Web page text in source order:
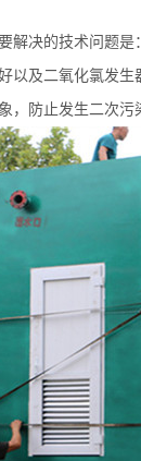
解决的技术问题
以及二氧化氯发
，防止发生二次污